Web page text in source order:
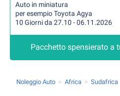
Auto in miniatura
per esempio Toyota Agya
10 Giorni da 27.10 - 06.11.2026
Pacchetto spensierato a
Noleggio Auto Africa Sudafrica